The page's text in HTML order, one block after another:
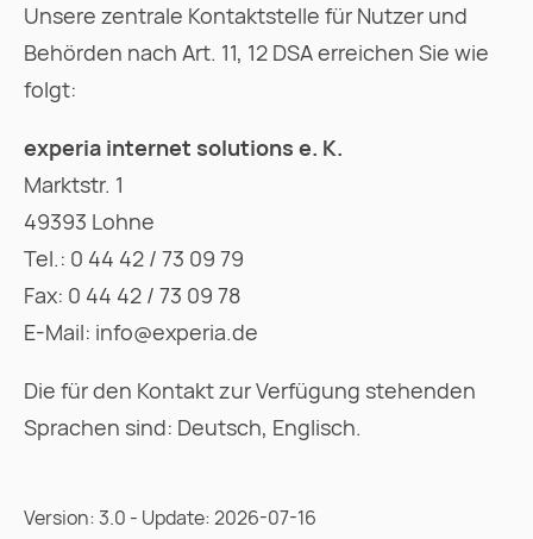
Unsere zentrale Kontaktstelle für Nutzer und
Behörden nach Art. 11, 12 DSA erreichen Sie wie
folgt:
experia internet solutions e. K.
Marktstr. 1
49393 Lohne
Tel.: 0 44 42 / 73 09 79
Fax: 0 44 42 / 73 09 78
E-Mail: info@experia.de
Die für den Kontakt zur Verfügung stehenden
Sprachen sind: Deutsch, Englisch.
Version: 3.0 - Update: 2026-07-16